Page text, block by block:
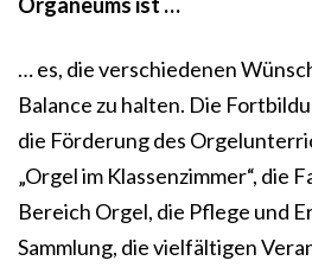
… es, die verschiedenen
Balance zu halten. Die
die Förderung des
„Orgel im Klassenzimmer“, die
Bereich Orgel, die Pflege und
Sammlung, die vielfältigen